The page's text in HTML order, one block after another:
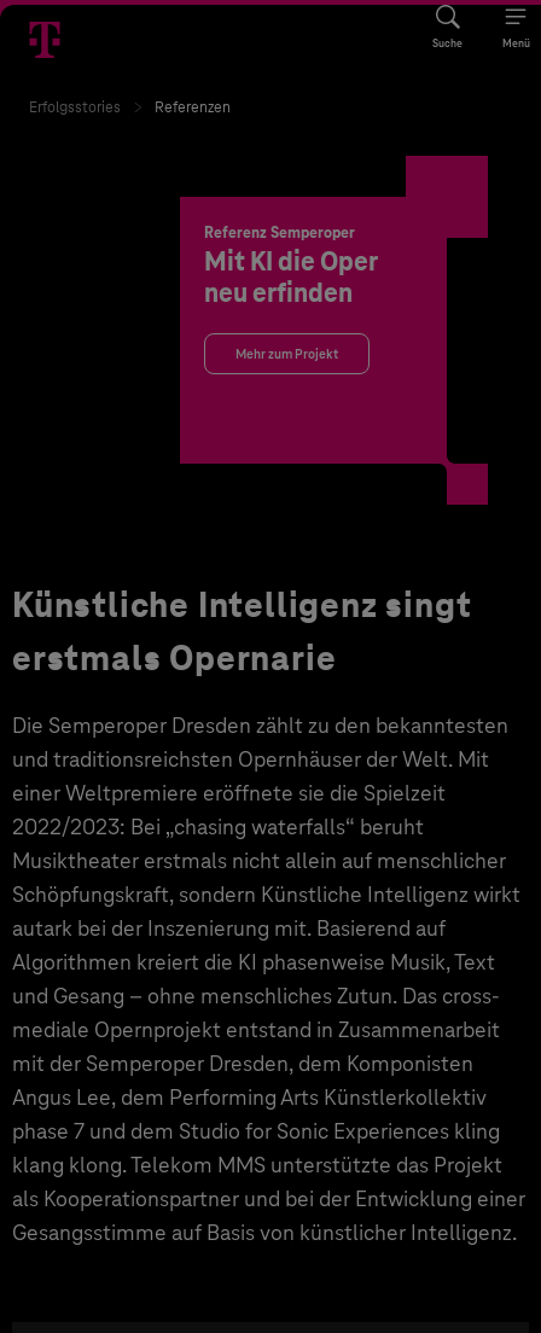
Suche Menü
Erfolgsstories Referenzen
Referenz Semperoper
Mit KI die Oper
neu erfinden
Mehr zum Projekt
Künstliche Intelligenz singt
erstmals Opernarie
Die Semperoper Dresden zählt zu den bekanntesten
und traditionsreichsten Opernhäuser der Welt. Mit
einer Weltpremiere eröffnete sie die Spielzeit
2022/2023: Bei „chasing waterfalls“ beruht
Musiktheater erstmals nicht allein auf menschlicher
Schöpfungskraft, sondern Künstliche Intelligenz wirkt
autark bei der Inszenierung mit. Basierend auf
Algorithmen kreiert die KI phasenweise Musik, Text
und Gesang – ohne menschliches Zutun. Das cross-
mediale Opernprojekt entstand in Zusammenarbeit
mit der Semperoper Dresden, dem Komponisten
Angus Lee, dem Performing Arts Künstlerkollektiv
phase 7 und dem Studio for Sonic Experiences kling
klang klong. Telekom MMS unterstützte das Projekt
als Kooperationspartner und bei der Entwicklung einer
Gesangsstimme auf Basis von künstlicher Intelligenz.